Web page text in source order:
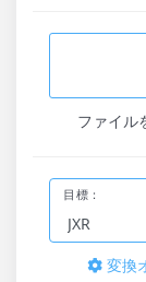
ファイル
目標：
変換